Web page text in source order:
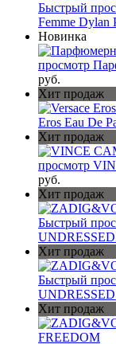
Быстрый
Femme Dylan
Новинка
просмотр
руб.
Хит продаж
Eros Eau De
Хит продаж
просмотр
руб.
Хит продаж
Быстрый
UNDRESSED
Хит продаж
Быстрый
UNDRESSED
Хит продаж